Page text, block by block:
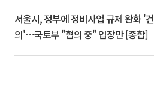
서울시, 정부에 정비사업 규제 완화 '건
의'⋯국토부 "협의 중" 입장만 [종합]